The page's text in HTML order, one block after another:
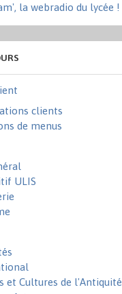
la webradio du lycée !
clients
de menus
ULIS
et Cultures de l'Antiquité